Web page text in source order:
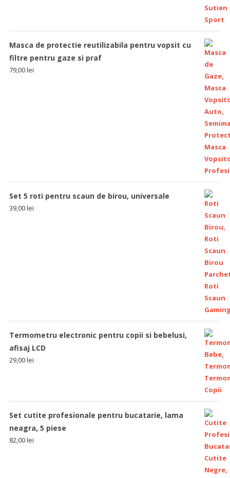
Masca de protectie reutilizabila pentru vopsit cu
filtre pentru gaze si praf
79,00lei
Set 5 roti pentru scaun de birou, universale
39,00lei
Termometru electronic pentru copii si bebelusi,
afisaj LCD
29,00lei
Set cutite profesionale pentru bucatarie, lama
neagra, 5 piese
82,00lei